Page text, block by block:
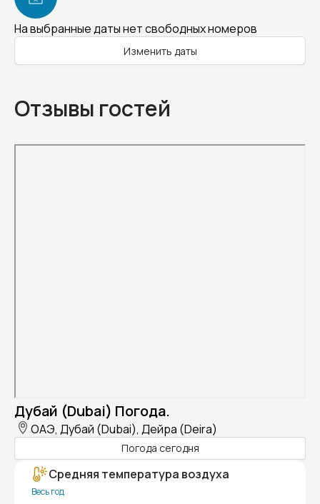
На выбранные даты нет свободных номеров
Изменить даты
Отзывы гостей
Дубай (Dubai) Погода.
ОАЭ, Дубай (Dubai), Дейра (Deira)
Погода сегодня
Средняя температура воздуха
Весь год